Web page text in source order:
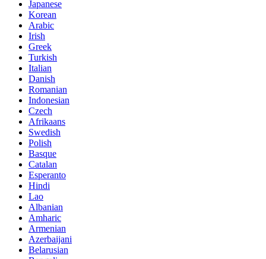
Japanese
Korean
Arabic
Irish
Greek
Turkish
Italian
Danish
Romanian
Indonesian
Czech
Afrikaans
Swedish
Polish
Basque
Catalan
Esperanto
Hindi
Lao
Albanian
Amharic
Armenian
Azerbaijani
Belarusian